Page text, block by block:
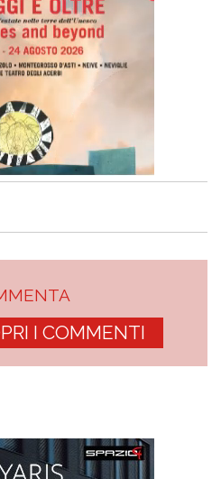
I COMMENTI